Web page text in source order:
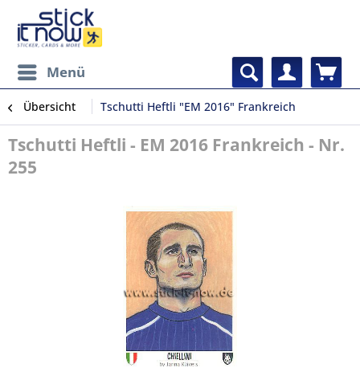
Menü
Übersicht Tschutti Heftli "EM 2016" Frankreich
Tschutti Heftli - EM 2016 Frankreich - Nr.
255